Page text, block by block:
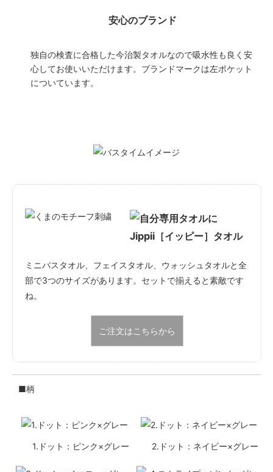
安心のブランド
独自の検査に合格した今治製タオルなので吸水性も良く安
心してお使いいただけます。ブランドマークは左ポケット
についています。
Jippii［イッピー］タオル
ミニバスタオル、フェイスタオル、ウォッシュタオルと全
部で3つのサイズがあります。セットで揃えると素敵です
ね。
ご注文はこちらから
■柄
1.ドット：ピンク×グレー 2.ドット：ネイビー×グレー